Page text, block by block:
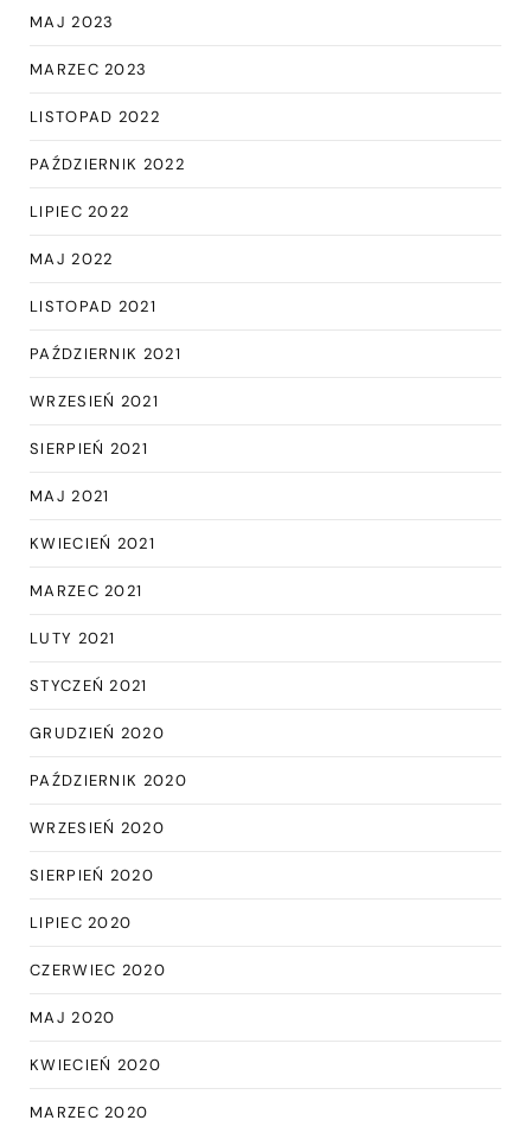
MAJ 2023
MARZEC 2023
LISTOPAD 2022
PAŹDZIERNIK 2022
LIPIEC 2022
MAJ 2022
LISTOPAD 2021
PAŹDZIERNIK 2021
WRZESIEŃ 2021
SIERPIEŃ 2021
MAJ 2021
KWIECIEŃ 2021
MARZEC 2021
LUTY 2021
STYCZEŃ 2021
GRUDZIEŃ 2020
PAŹDZIERNIK 2020
WRZESIEŃ 2020
SIERPIEŃ 2020
LIPIEC 2020
CZERWIEC 2020
MAJ 2020
KWIECIEŃ 2020
MARZEC 2020